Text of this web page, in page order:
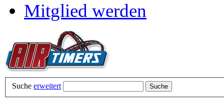
Mitglied werden
Suche erweitert